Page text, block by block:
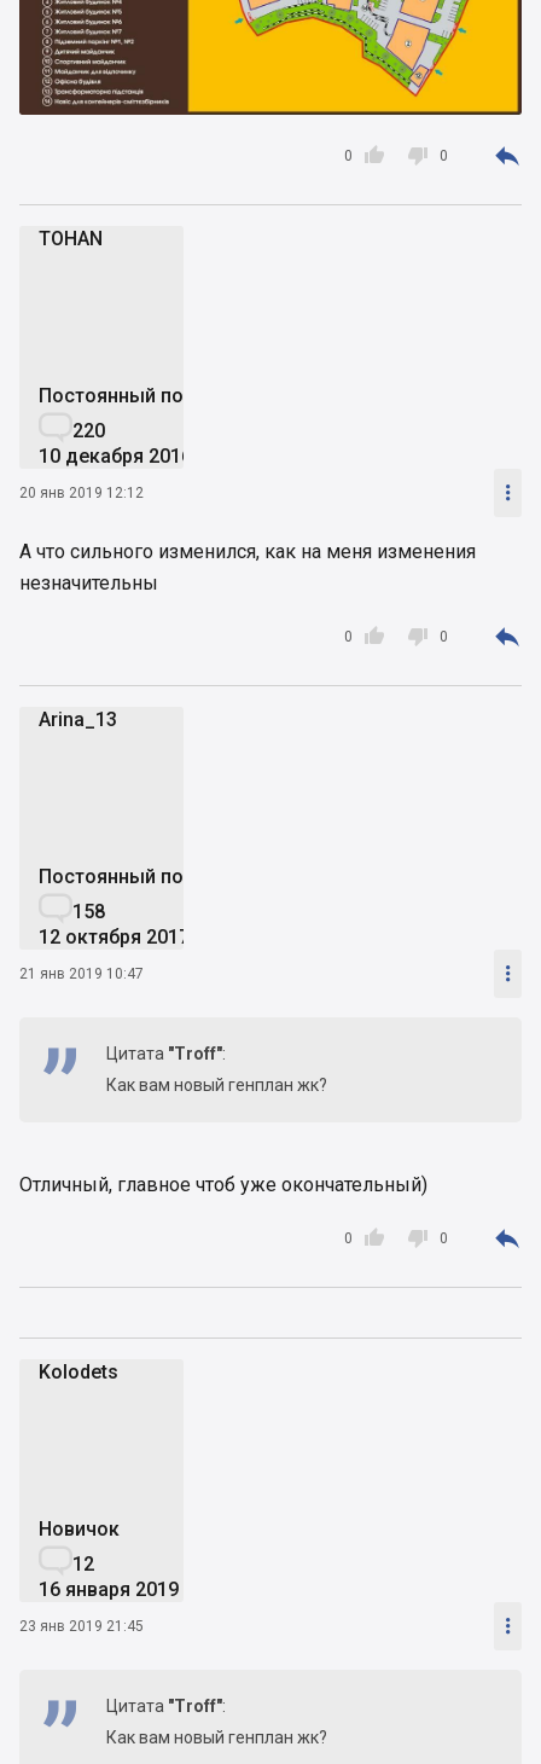

0  0 
TOHAN
Постоянный пользователь
220
10 декабря 2016
20 янв 2019 12:12 
А что сильного изменился, как на меня изменения
незначительны

0  0 
Arina_13
Постоянный пользователь
158
12 октября 2017
21 янв 2019 10:47 
Цитата "Troff":
Как вам новый генплан жк?
Отличный, главное чтоб уже окончательный)

0  0 
Kolodets
Новичок
12
16 января 2019
23 янв 2019 21:45 
Цитата "Troff":
Как вам новый генплан жк?